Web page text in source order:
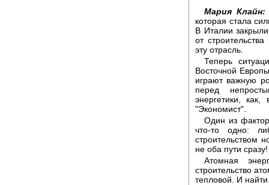
Мария Клайн:
которая стала
В Италии
от
эту отрасль.
Теперь
Восточной
играют важную
перед
энергетики,
"Экономист".
Один из
что-то одно:
строительством
не оба пути сразу!
Атомная
строительство
тепловой. И